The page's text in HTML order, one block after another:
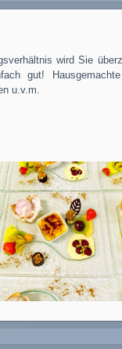
wird Sie
gut! H
u.v.m.